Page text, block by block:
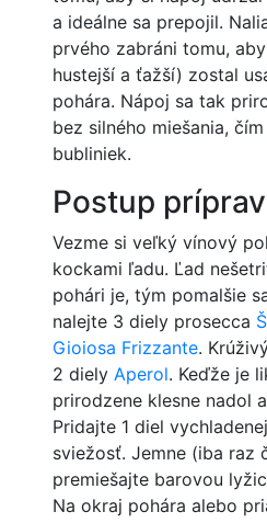
a ideálne sa prepojil.
prvého zabráni tomu,
hustejší a ťažší) zostal
pohára. Nápoj sa tak
bez silného miešania,
bubliniek.
Postup
Vezme si veľký vínový
kockami ľadu. Ľad
pohári je, tým pomalšie
nalejte 3 diely prosecca
Gioiosa Frizzante.
2 diely Aperol. Keďže je
prirodzene klesne nadol
Pridajte 1 diel
sviežosť. Jemne (iba raz
premiešajte barovou
Na okraj pohára alebo